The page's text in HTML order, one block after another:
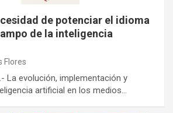
de potenciar el idioma
de la inteligencia
Flores
La evolución, implementación y
artificial en los medios…